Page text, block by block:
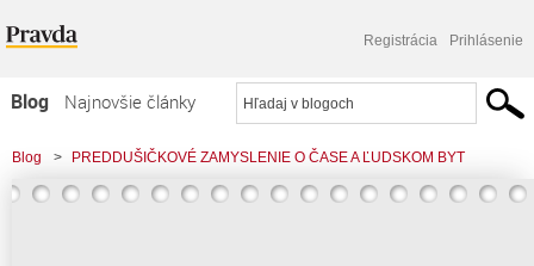
Registrácia Prihlásenie
Blog
Najnovšie články
Najčítanejšie články
Najkomentovanejšie články
Blog > PREDDUŠIČKOVÉ ZAMYSLENIE O ČASE A ĽUDSKOM BYT
> Školstvo . . . Nakumulované problémy, z ktorých sa dá dostať . . .